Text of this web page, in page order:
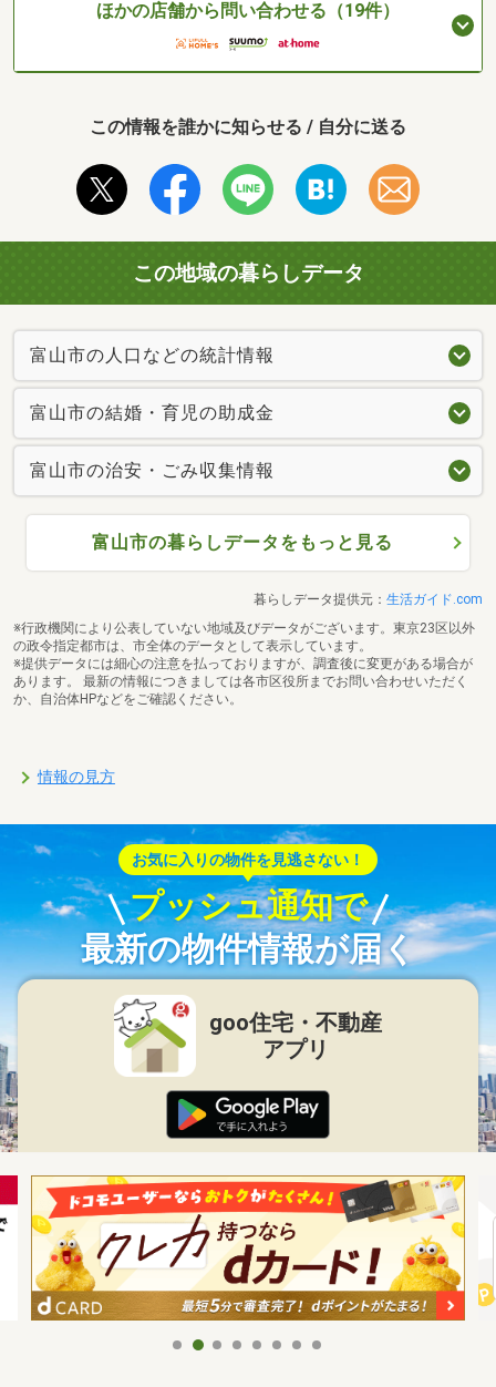
ほかの店舗から問い合わせる（19件）
この情報を誰かに知らせる / 自分に送る
この地域の暮らしデータ
富山市の人口などの統計情報
富山市の結婚・育児の助成金
富山市の治安・ごみ収集情報
富山市の暮らしデータをもっと見る
暮らしデータ提供元： 生活ガイド.com
※行政機関により公表していない地域及びデータがございます。東京23区以外
の政令指定都市は、市全体のデータとして表示しています。
※提供データには細心の注意を払っておりますが、調査後に変更がある場合が
あります。 最新の情報につきましては各市区役所までお問い合わせいただく
か、自治体HPなどをご確認ください。
情報の見方
お気に入りの物件を見逃さない！
プッシュ通知で
最新の物件情報が届く
goo住宅・不動産
アプリ